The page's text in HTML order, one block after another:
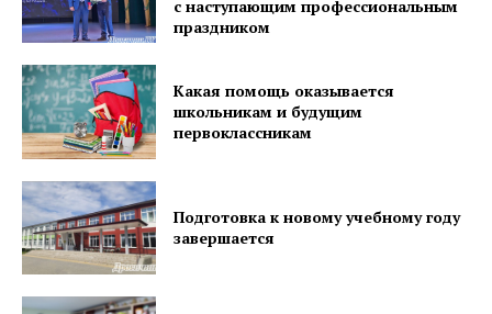
с наступающим профессиональным
праздником
Какая помощь оказывается
школьникам и будущим
первоклассникам
Подготовка к новому учебному году
завершается